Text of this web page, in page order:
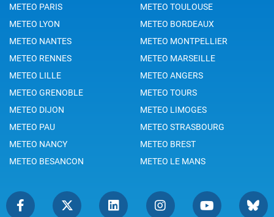
METEO PARIS
METEO TOULOUSE
METEO LYON
METEO BORDEAUX
METEO NANTES
METEO MONTPELLIER
METEO RENNES
METEO MARSEILLE
METEO LILLE
METEO ANGERS
METEO GRENOBLE
METEO TOURS
METEO DIJON
METEO LIMOGES
METEO PAU
METEO STRASBOURG
METEO NANCY
METEO BREST
METEO BESANCON
METEO LE MANS